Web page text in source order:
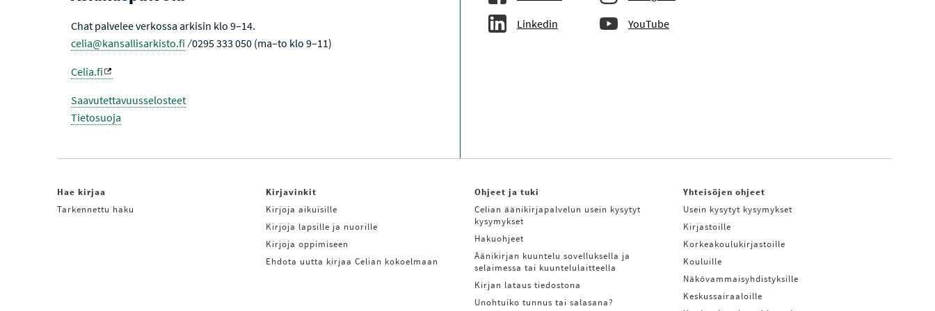
Chat palvelee verkossa arkisin klo 9–14.
celia@kansallisarkisto.fi ⁄ 0295 333 050 (ma–to klo 9–11)
Celia.fi
Saavutettavuusselosteet
Tietosuoja
Linkedin YouTube
Hae kirjaa
Tarkennettu haku
Kirjavinkit
Kirjoja aikuisille
Kirjoja lapsille ja nuorille
Kirjoja oppimiseen
Ehdota uutta kirjaa Celian kokoelmaan
Ohjeet ja tuki
Celian äänikirjapalvelun usein kysytyt
kysymykset
Hakuohjeet
Äänikirjan kuuntelu sovelluksella ja
selaimessa tai kuuntelulaitteella
Kirjan lataus tiedostona
Unohtuiko tunnus tai salasana?
Yhteisöjen ohjeet
Usein kysytyt kysymykset
Kirjastoille
Korkeakoulukirjastoille
Kouluille
Näkövammaisyhdistyksille
Keskussairaaloille